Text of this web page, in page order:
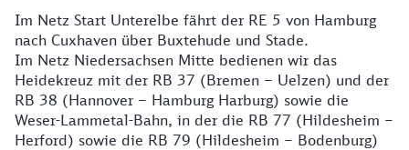
Details
Im Netz Start Unterelbe fährt der RE 5 von Hamburg
nach Cuxhaven über Buxtehude und Stade.
Im Netz Niedersachsen Mitte bedienen wir das
Heidekreuz mit der RB 37 (Bremen – Uelzen) und der
RB 38 (Hannover – Hamburg Harburg) sowie die
Weser-Lammetal-Bahn, in der die RB 77 (Hildesheim –
Herford) sowie die RB 79 (Hildesheim – Bodenburg)